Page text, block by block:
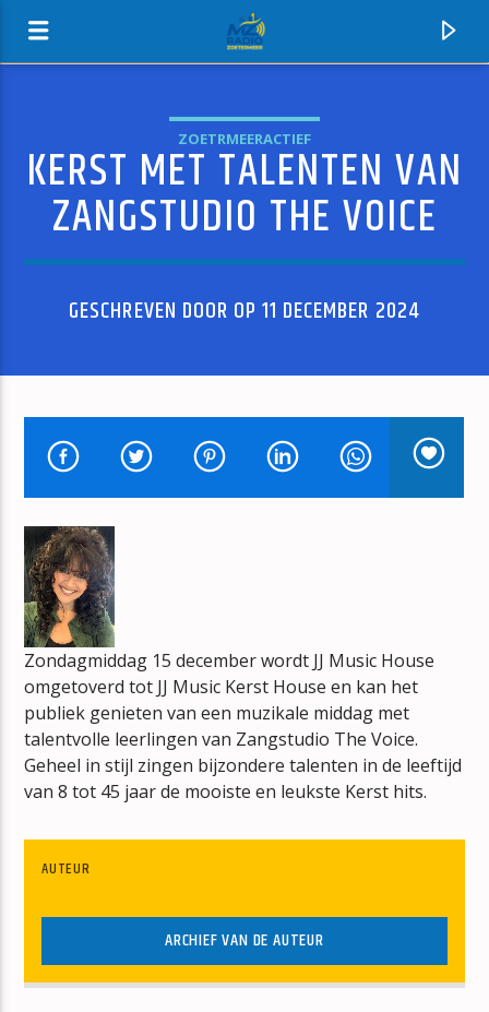
MZ-RADIO
HUIDIG NUMMER
ZONNEBANK
RAY & BEER
mz-radio
ZOETRMEERACTIEF
KERST MET TALENTEN VAN
ZANGSTUDIO THE VOICE
GESCHREVEN DOOR OP 11 DECEMBER 2024
Zondagmiddag 15 december wordt JJ Music House
omgetoverd tot JJ Music Kerst House en kan het
publiek genieten van een muzikale middag met
talentvolle leerlingen van Zangstudio The Voice.
Geheel in stijl zingen bijzondere talenten in de leeftijd
van 8 tot 45 jaar de mooiste en leukste Kerst hits.
AUTEUR
ARCHIEF VAN DE AUTEUR